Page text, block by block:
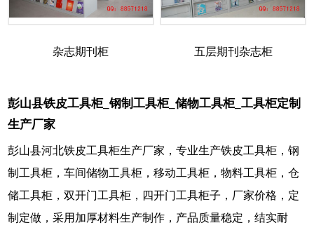
杂志期刊柜 五层期刊杂志柜
彭山县铁皮工具柜_钢制工具柜_储物工具柜_工具柜定制
生产厂家
彭山县河北铁皮工具柜生产厂家，专业生产铁皮工具柜，钢
制工具柜，车间储物工具柜，移动工具柜，物料工具柜，仓
储工具柜，双开门工具柜，四开门工具柜子，厂家价格，定
制定做，采用加厚材料生产制作，产品质量稳定，结实耐